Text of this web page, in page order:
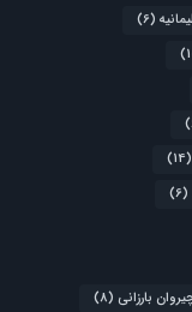
(6)
(14)
(6)
بارزانی (8)